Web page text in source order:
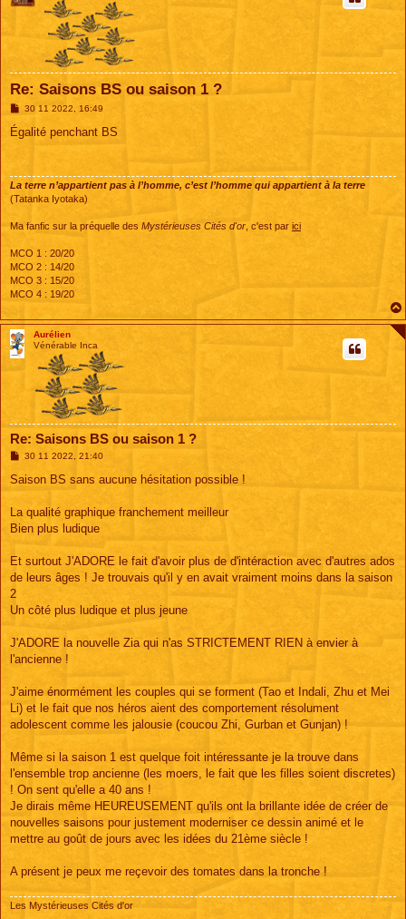
Re: Saisons BS ou saison 1 ?
M
s
s
30 11 2022, 16:49
Égalité penchant BS
La terre n’appartient pas à l’homme, c’est l’homme qui appartient à la terre
(Tatanka Iyotaka)
Ma fanfic sur la préquelle des Mystérieuses Cités d'or , c'est par ici
MCO 1 : 20/20
MCO 2 : 14/20
MCO 3 : 15/20
MCO 4 : 19/20
Aurélien
Vénérable Inca
Re: Saisons BS ou saison 1 ?
M
s
g
30 11 2022, 21:40
Saison BS sans aucune hésitation possible !
La qualité graphique franchement meilleur
Bien plus ludique
Et surtout J'ADORE le fait d'avoir plus de d'intéraction avec d'autres ados
de leurs âges ! Je trouvais qu'il y en avait vraiment moins dans la saison
2
Un côté plus ludique et plus jeune
J'ADORE la nouvelle Zia qui n'as STRICTEMENT RIEN à envier à
l'ancienne !
J'aime énormément les couples qui se forment (Tao et Indali, Zhu et Mei
Li) et le fait que nos héros aient des comportement résolument
adolescent comme les jalousie (coucou Zhi, Gurban et Gunjan) !
Même si la saison 1 est quelque foit intéressante je la trouve dans
l'ensemble trop ancienne (les moers, le fait que les filles soient discretes)
! On sent qu'elle a 40 ans !
Je dirais même HEUREUSEMENT qu'ils ont la brillante idée de créer de
nouvelles saisons pour justement moderniser ce dessin animé et le
mettre au goût de jours avec les idées du 21ème siècle !
A présent je peux me reçevoir des tomates dans la tronche !
Les Mystérieuses Cités d'or